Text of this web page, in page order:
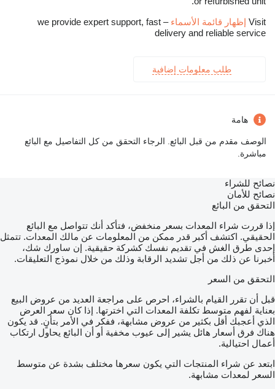
Visit إظهار قائمة الأسماء
– we provide expert support, fast
delivery and reliable service
طلب معلومات إضافية
هامة
الوصف مقدم من قبل البائع. الرجاء التحقق من كل التفاصيل مع البائع
مباشرة.
نصائح للشراء
نصائح للأمان
التحقق من البائع
إذا قررت شراء المعدات بسعر منخفض، فتأكد أنك تتواصل مع البائع
الحقيقي. اكتشف أكبر قدر ممكن من المعلومات عن مالك المعدات. تتمثل
إحدى طرق الغش في تقديم نفسك كشركة حقيقية. إن ساورك شك،
أخبرنا عن ذلك من أجل تشديد الرقابة وذلك من خلال نموذج التعليقات.
التحقق من السعر
قبل أن تقرر القيام بالشراء، احرص على مراجعة العديد من عروض البيع
بعناية لفهم متوسط تكلفة المعدات التي اخترتها. إذا كان سعر العرض
الذي أعجبك أقل بكثير من عروض مشابهة، ففكر في الأمر بتأنٍ. قد يكون
هناك فرق أسعار هائل يشير إلى عيوب مخفية أو أن البائع يحاول ارتكاب
أعمال احتيالية.
ابتعد عن شراء المنتجات التي يكون سعرها مختلف بشدة عن متوسط
السعر لمعدات مشابهة.